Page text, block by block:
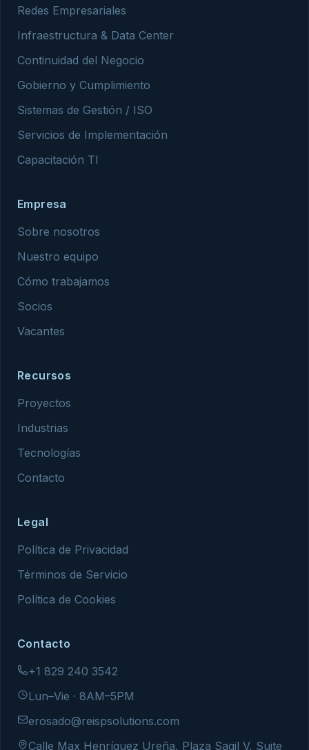
Redes Empresariales
Infraestructura & Data Center
Continuidad del Negocio
Gobierno y Cumplimiento
Sistemas de Gestión / ISO
Servicios de Implementación
Capacitación TI
Empresa
Sobre nosotros
Nuestro equipo
Cómo trabajamos
Socios
Vacantes
Recursos
Proyectos
Industrias
Tecnologías
Contacto
Legal
Política de Privacidad
Términos de Servicio
Política de Cookies
Contacto
+1 829 240 3542
Lun–Vie · 8AM–5PM
erosado@reispsolutions.com
Calle Max Henríquez Ureña, Plaza Sagil V, Suite